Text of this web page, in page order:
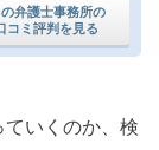
の弁護士事務所の
コミ評判を見る
いくのか、検